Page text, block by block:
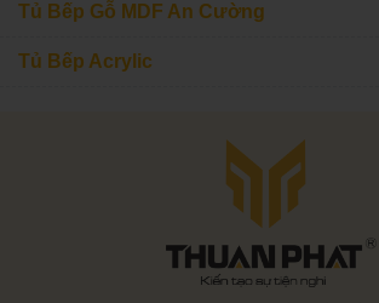
Tủ Bếp Gỗ MDF An Cường
Tủ Bếp Acrylic